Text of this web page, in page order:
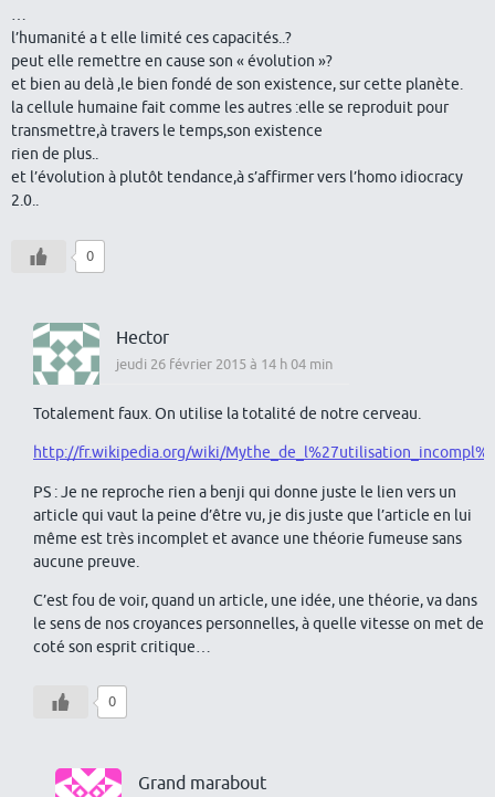
…
l’humanité a t elle limité ces capacités..?
peut elle remettre en cause son « évolution »?
et bien au delà ,le bien fondé de son existence, sur cette planète.
la cellule humaine fait comme les autres :elle se reproduit pour
transmettre,à travers le temps,son existence
rien de plus..
et l’évolution à plutôt tendance,à s’affirmer vers l’homo idiocracy
2.0..
0
Hector
jeudi 26 février 2015 à 14 h 04 min
Totalement faux. On utilise la totalité de notre cerveau.
http://fr.wikipedia.org/wiki/
PS : Je ne reproche rien a benji qui donne juste le lien vers un
article qui vaut la peine d’être vu, je dis juste que l’article en lui
même est très incomplet et avance une théorie fumeuse sans
aucune preuve.
C’est fou de voir, quand un article, une idée, une théorie, va dans
le sens de nos croyances personnelles, à quelle vitesse on met de
coté son esprit critique…
0
Grand marabout